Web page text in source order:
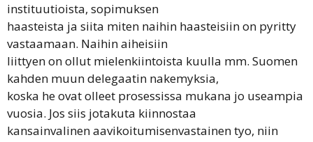
instituutioista, sopimuksen
haasteista ja siita miten naihin haasteisiin on pyritty
vastaamaan. Naihin aiheisiin
liittyen on ollut mielenkiintoista kuulla mm. Suomen
kahden muun delegaatin nakemyksia,
koska he ovat olleet prosessissa mukana jo useampia
vuosia. Jos siis jotakuta kiinnostaa
kansainvalinen aavikoitumisenvastainen tyo, niin